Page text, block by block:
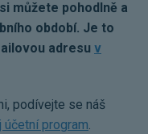
můžete pohodlně a
období. Je to
adresu v
podívejte se náš
účetní program.